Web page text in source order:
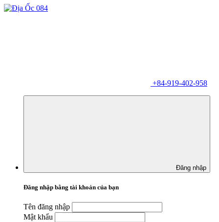
+84-919-402-958
Đăng nhập
Đăng nhập bằng tài khoản của bạn
Tên đăng nhập
Mật khẩu